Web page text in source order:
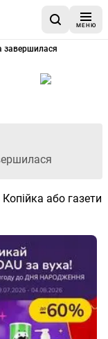
МЕНЮ
-
завершилася
або газети